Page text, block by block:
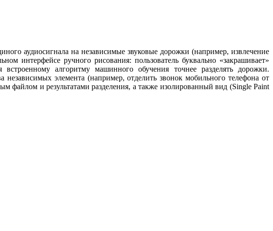
аудиосигнала на независимые звуковые дорожки (например, извлечение
интерфейсе ручного рисования: пользователь буквально «закрашивает»
алгоритму машинного обучения точнее разделять дорожки.
независимых элемента (например, отделить звонок мобильного телефона от
и результатами разделения, а также изолированный вид (Single Paint